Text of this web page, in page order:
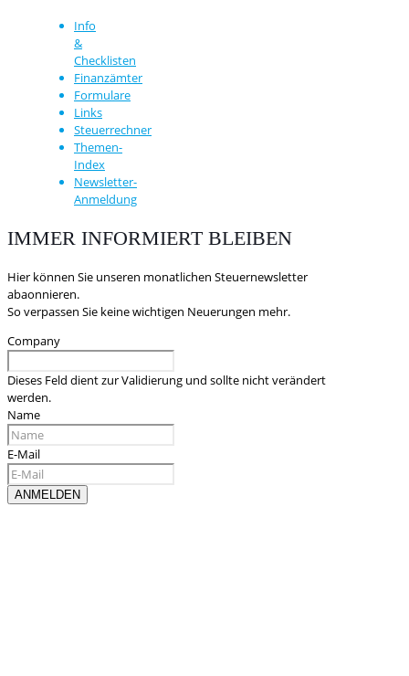
Info
&
Checklisten
Finanzämter
Formulare
Links
Steuerrechner
Themen-
Index
Newsletter-
Anmeldung
IMMER INFORMIERT BLEIBEN
Hier können Sie unseren monatlichen Steuernewsletter
abaonnieren.
So verpassen Sie keine wichtigen Neuerungen mehr.
Company
Dieses Feld dient zur Validierung und sollte nicht verändert
werden.
Name
E-Mail